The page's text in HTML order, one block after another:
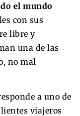
el mundo
con sus
libre y
una de las
no mal
a uno de
viajeros